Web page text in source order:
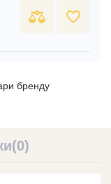
favorite_border
бренду